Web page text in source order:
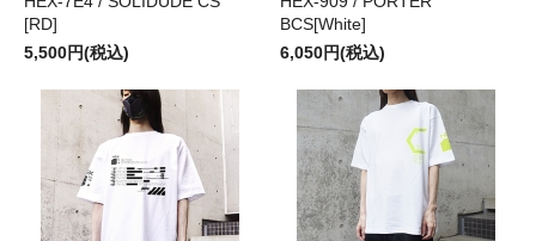
[RD]
5,500円(税込)
BCS[White]
6,050円(税込)